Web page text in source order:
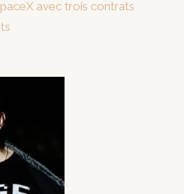
avec trois contrats